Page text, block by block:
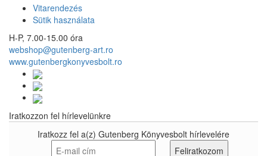
Vitarendezés
Sütik használata
H-P, 7.00-15.00 óra
webshop@gutenberg-art.ro
www.gutenbergkonyvesbolt.ro
Iratkozzon fel hírlevelünkre
Iratkozz fel a(z) Gutenberg Könyvesbolt hírlevelére